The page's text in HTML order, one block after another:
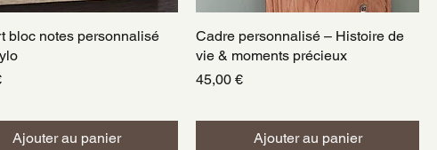
Aperçu rapide
bloc notes personnalisé
Ajouter au panier
Aperçu rapide
Cadre personnalisé – Histoire de
vie & moments précieux
Prix
45,00 €
Ajouter au panier